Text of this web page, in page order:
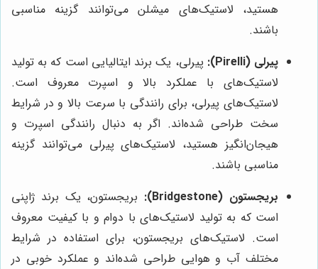
هستید، لاستیک‌های میشلن می‌توانند گزینه مناسبی
باشند.
پیرلی (Pirelli):
پیرلی، یک برند ایتالیایی است که به تولید
لاستیک‌های با عملکرد بالا و اسپرت معروف است.
لاستیک‌های پیرلی، برای رانندگی با سرعت بالا و در شرایط
سخت طراحی شده‌اند. اگر به دنبال رانندگی اسپرت و
هیجان‌انگیز هستید، لاستیک‌های پیرلی می‌توانند گزینه
مناسبی باشند.
بریجستون (Bridgestone):
بریجستون، یک برند ژاپنی
است که به تولید لاستیک‌های با دوام و با کیفیت معروف
است. لاستیک‌های بریجستون، برای استفاده در شرایط
مختلف آب و هوایی طراحی شده‌اند و عملکرد خوبی در